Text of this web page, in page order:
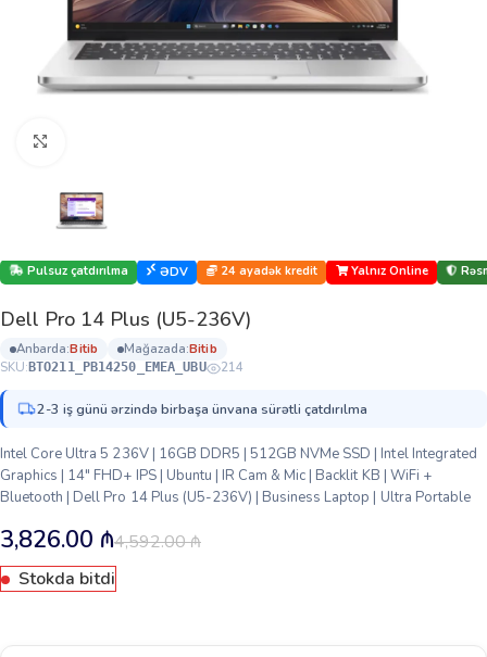
Pulsuz çatdırılma ƏDV 24 ayadək kredit Yalnız Online
Dell Pro 14 Plus (U5-236V)
anbarda: bi̇ti̇b mağazada: bi̇ti̇b
SKU: BTO211_PB14250_EMEA_UBU 214
2-3 iş günü ərzində birbaşa ünvana sürətli çatdırılma
Intel Core Ultra 5 236V | 16GB DDR5 | 512GB NVMe SSD | Intel Integrated
Graphics | 14″ FHD+ IPS | Ubuntu | IR Cam & Mic | Backlit KB | WiFi +
Bluetooth | Dell Pro 14 Plus (U5-236V) | Business Laptop | Ultra Portable
4,592.00₼
3,826.00 ₼
Stokda bitdi